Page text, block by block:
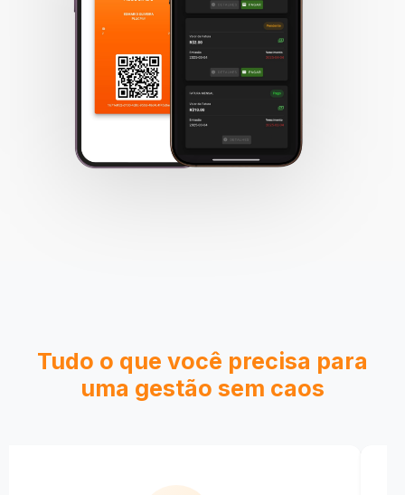
Tudo o que você precisa para
uma gestão sem caos